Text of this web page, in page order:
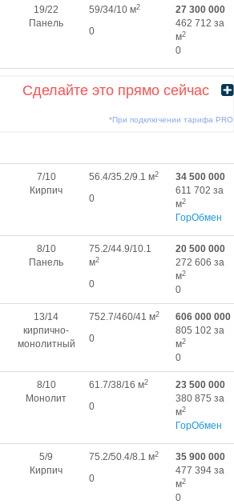
19/22
Панель
59/34/10 м2
0
27 300 000
462 712 за
м2
0
Сделайте это прямо сейчас
*При подключении тарифа PRO
7/10
Кирпич
56.4/35.2/9.1 м2
0
34 500 000
611 702 за
м2
ГорОбмен
8/10
Панель
75.2/44.9/10.1
м2
0
20 500 000
272 606 за
м2
0
13/14
кирпично-
монолитный
752.7/460/41 м2
0
606 000 000
805 102 за
м2
0
8/10
Монолит
61.7/38/16 м2
0
23 500 000
380 875 за
м2
ГорОбмен
5/9
Кирпич
75.2/50.4/8.1 м2
0
35 900 000
477 394 за
м2
0